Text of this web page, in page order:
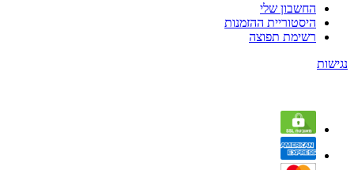
החשבון שלי
היסטוריית ההזמנות
רשימת תפוצה
נגישות